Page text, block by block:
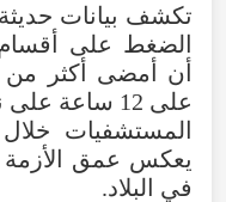
تكشف بيانات
الضغط على أقسام
أن أمضى أكثر
على 12 ساعة
المستشفيات
يعكس عمق الأزمة
في البلاد.